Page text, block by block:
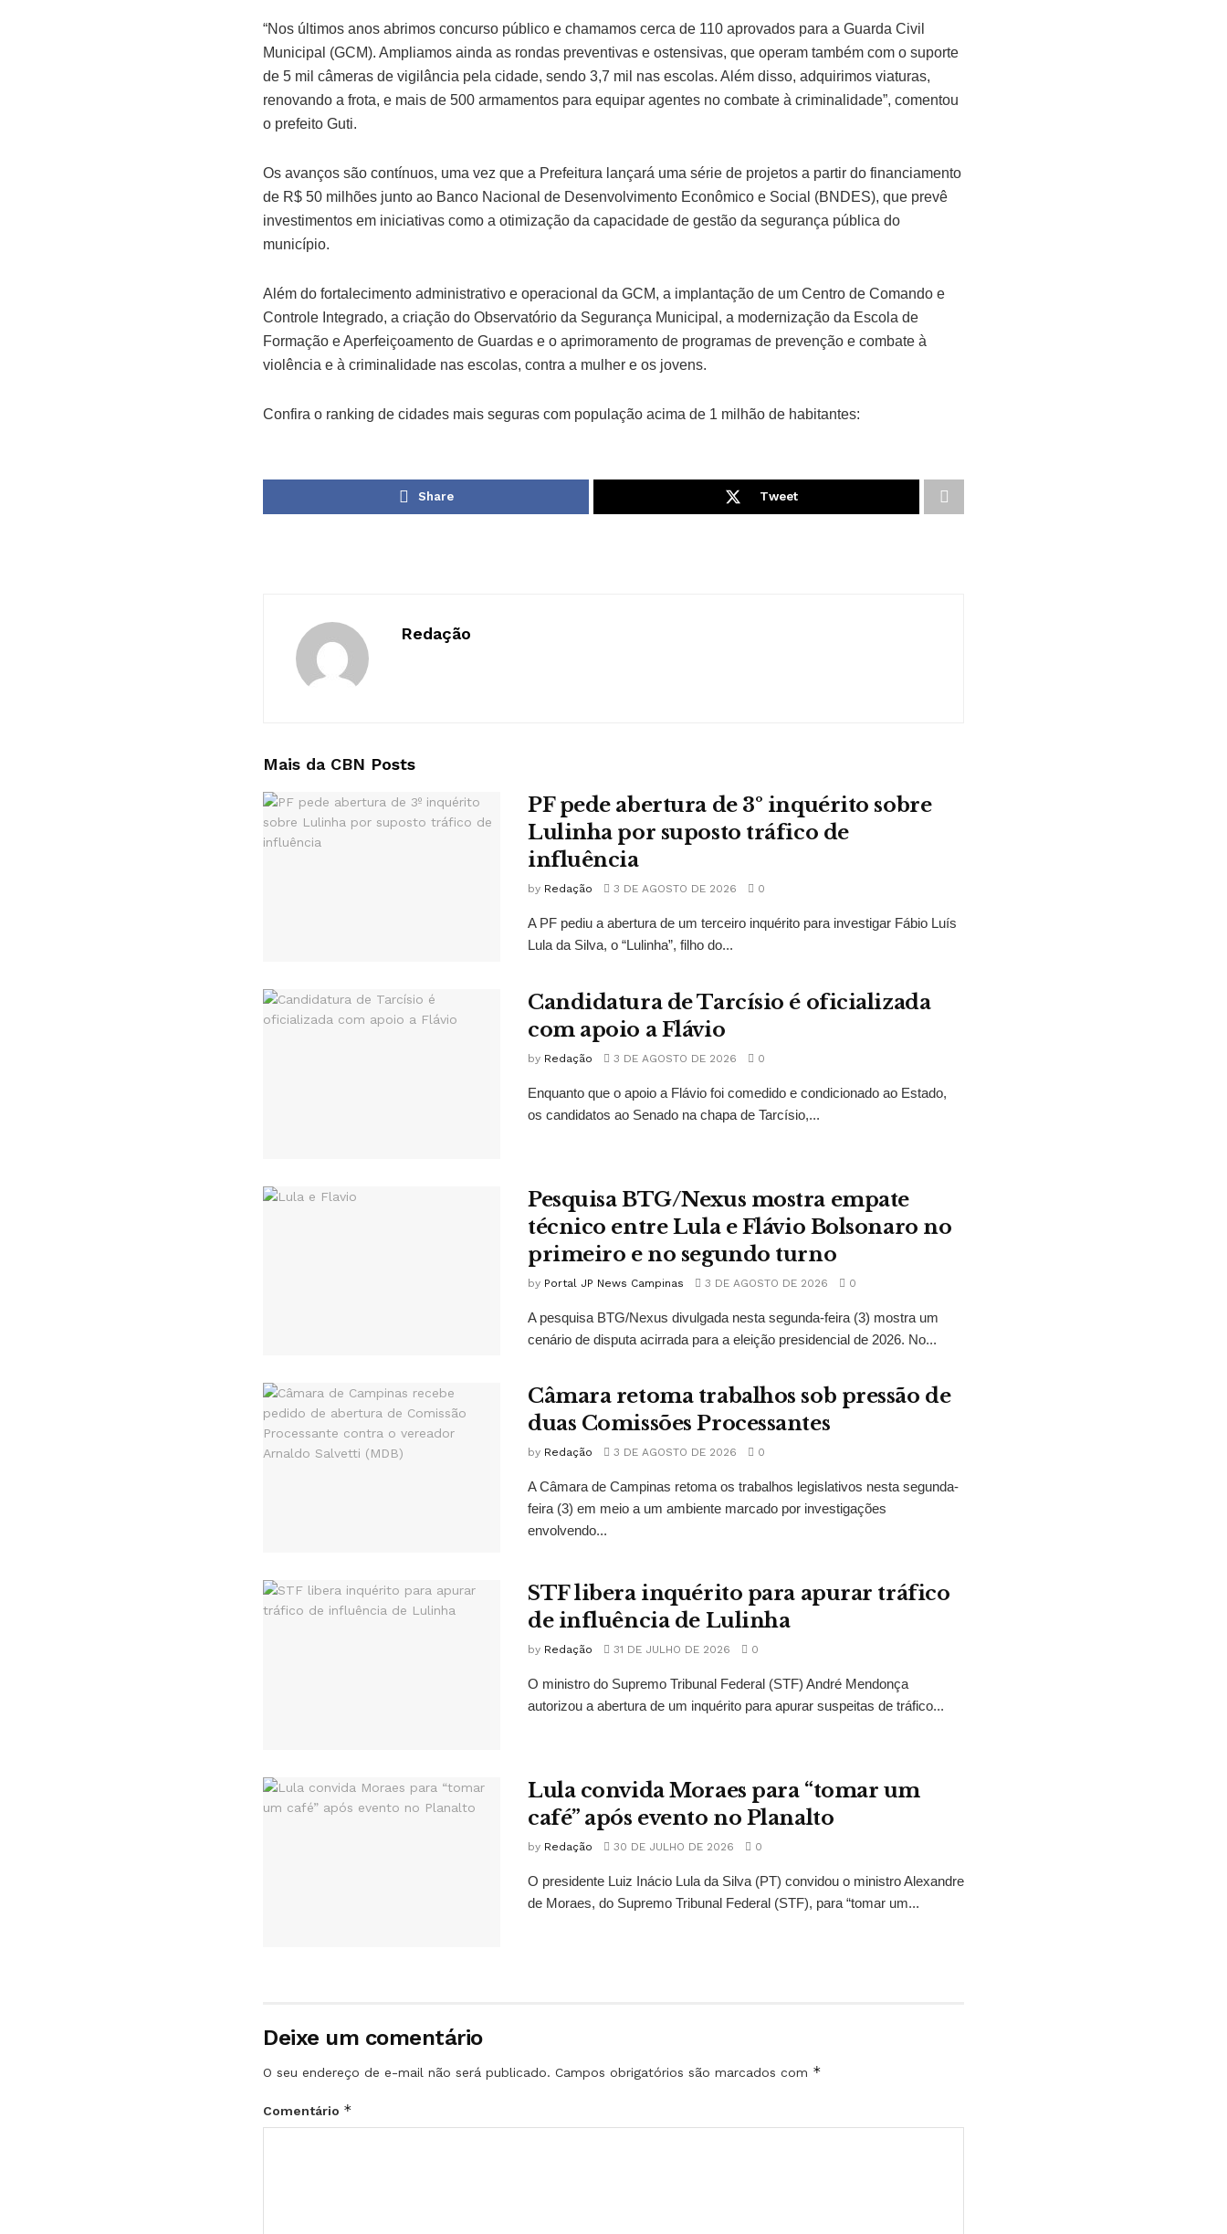
“Nos últimos anos abrimos concurso público e chamamos cerca de 110 aprovados para a Guarda Civil
Municipal (GCM). Ampliamos ainda as rondas preventivas e ostensivas, que operam também com o suporte
de 5 mil câmeras de vigilância pela cidade, sendo 3,7 mil nas escolas. Além disso, adquirimos viaturas,
renovando a frota, e mais de 500 armamentos para equipar agentes no combate à criminalidade”, comentou
o prefeito Guti.
Os avanços são contínuos, uma vez que a Prefeitura lançará uma série de projetos a partir do financiamento
de R$ 50 milhões junto ao Banco Nacional de Desenvolvimento Econômico e Social (BNDES), que prevê
investimentos em iniciativas como a otimização da capacidade de gestão da segurança pública do
município.
Além do fortalecimento administrativo e operacional da GCM, a implantação de um Centro de Comando e
Controle Integrado, a criação do Observatório da Segurança Municipal, a modernização da Escola de
Formação e Aperfeiçoamento de Guardas e o aprimoramento de programas de prevenção e combate à
violência e à criminalidade nas escolas, contra a mulher e os jovens.
Confira o ranking de cidades mais seguras com população acima de 1 milhão de habitantes:
Share Tweet
Redação
Mais da CBN Posts
PF pede abertura de 3º inquérito sobre
Lulinha por suposto tráfico de
influência
by Redação 3 DE AGOSTO DE 2026 0
A PF pediu a abertura de um terceiro inquérito para investigar Fábio Luís
Lula da Silva, o “Lulinha”, filho do...
Candidatura de Tarcísio é oficializada
com apoio a Flávio
by Redação 3 DE AGOSTO DE 2026 0
Enquanto que o apoio a Flávio foi comedido e condicionado ao Estado,
os candidatos ao Senado na chapa de Tarcísio,...
Pesquisa BTG/Nexus mostra empate
técnico entre Lula e Flávio Bolsonaro no
primeiro e no segundo turno
by Portal JP News Campinas 3 DE AGOSTO DE 2026 0
A pesquisa BTG/Nexus divulgada nesta segunda-feira (3) mostra um
cenário de disputa acirrada para a eleição presidencial de 2026. No...
Câmara retoma trabalhos sob pressão de
duas Comissões Processantes
by Redação 3 DE AGOSTO DE 2026 0
A Câmara de Campinas retoma os trabalhos legislativos nesta segunda-
feira (3) em meio a um ambiente marcado por investigações
envolvendo...
STF libera inquérito para apurar tráfico
de influência de Lulinha
by Redação 31 DE JULHO DE 2026 0
O ministro do Supremo Tribunal Federal (STF) André Mendonça
autorizou a abertura de um inquérito para apurar suspeitas de tráfico...
Lula convida Moraes para “tomar um
café” após evento no Planalto
by Redação 30 DE JULHO DE 2026 0
O presidente Luiz Inácio Lula da Silva (PT) convidou o ministro Alexandre
de Moraes, do Supremo Tribunal Federal (STF), para “tomar um...
Deixe um comentário
O seu endereço de e-mail não será publicado. Campos obrigatórios são marcados com *
Comentário *